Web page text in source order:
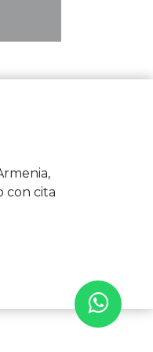
con cita